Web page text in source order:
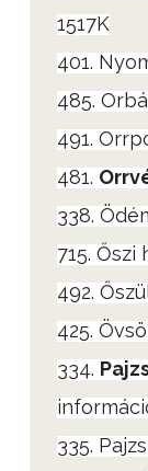
1517K
401.
485.
491.
481.
338.
715. Őszi
492.
425.
334.
335.